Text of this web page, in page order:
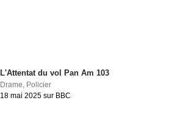
L'Attentat du vol Pan Am 103
Drame, Policier
18 mai 2025 sur BBC